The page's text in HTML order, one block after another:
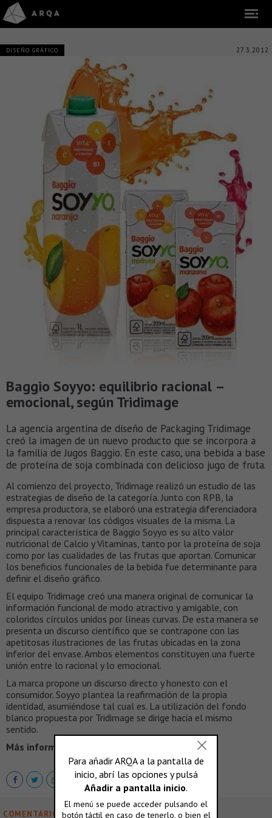
DISEÑO GRÁFICO 27.3.2012
Baggio Soyyo: equilibrio racional –
emocional, según Tridimage
La agencia argentina de diseño de Packaging Tridimage
creó la imagen de un nuevo producto que se incorpora a
la familia de Jugos Baggio. En este caso, una bebida a base
de proteína de soja combinada con delicioso jugo de fruta.
Al comienzo del proyecto, Tridimage realizó un estudio de las
estrategias de diseño de la categoría. Junto con RPB, la
empresa productora, se elaboró una estrategia diferenciadora
dispuesta a renovar los códigos visuales de la misma. La
principal característica de Baggio Soyyo es su alto valor
nutricional de Calcio y Vitaminas, tanto por la proteína de soja
como por las cualidades de las frutas que aportan. Comunicar
los beneficios funcionales de la bebida fue determinante para
definir el diseño gráfico.
El equipo Tridimage creó una manera original de comunicar la
información funcional de modo atractivo y amigable, con
coloridos círculos unidos por líneas curvas. De esta manera se
presenta un discurso científico que se contrapone con las
apetitosas ilustraciones de las frutas ubicadas en la zona
inferior del envase. Ambos elementos constituyen una fuerte
unión entre lo racional y lo emocional.
La marca propone un discurso directo y honesto con el
consumidor. Soyyo plantea la reafirmación de la propia
identidad, asumiéndose tal cual es. La utilización del fondo
blanco propuesta por Tridimage se dirige hacia el mismo
sentido.
Más información >
COMENTARIOS